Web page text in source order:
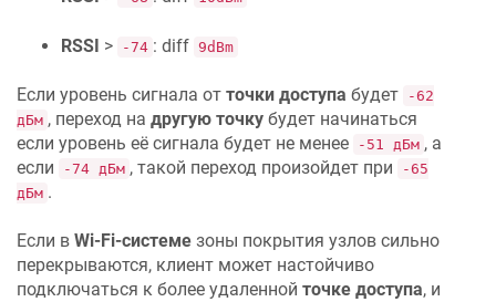
RSSI > -74 : diff 9dBm
Если уровень сигнала от точки доступа будет
-62
дБм , переход на другую точку будет начинаться
если уровень её сигнала будет не менее
-51 дБм , а
если
-74 дБм , такой переход произойдет при
-65
дБм .
Если в Wi-Fi-системе зоны покрытия узлов сильно
перекрываются, клиент может настойчиво
подключаться к более удаленной точке доступа, и